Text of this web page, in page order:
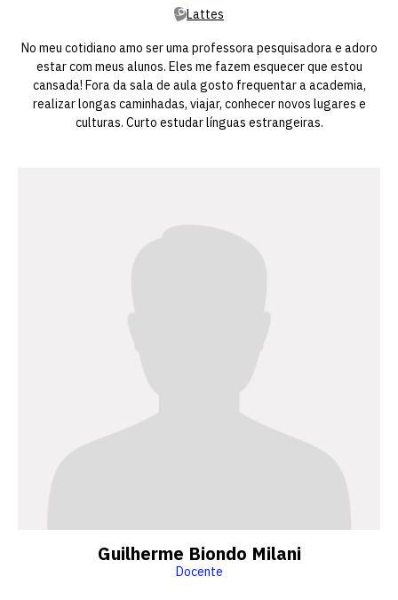
Lattes
No meu cotidiano amo ser uma professora pesquisadora e adoro
estar com meus alunos. Eles me fazem esquecer que estou
cansada! Fora da sala de aula gosto frequentar a academia,
realizar longas caminhadas, viajar, conhecer novos lugares e
culturas. Curto estudar línguas estrangeiras.
Guilherme Biondo Milani
Docente